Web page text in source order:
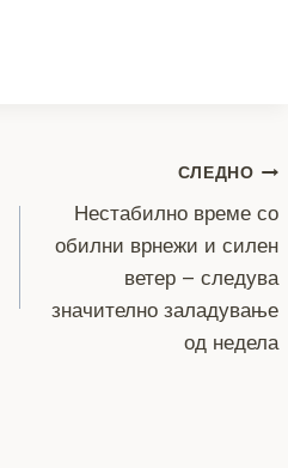
СЛЕДНО
Нестабилно време со
обилни врнежи и силен
ветер – следува
значително заладување
од недела